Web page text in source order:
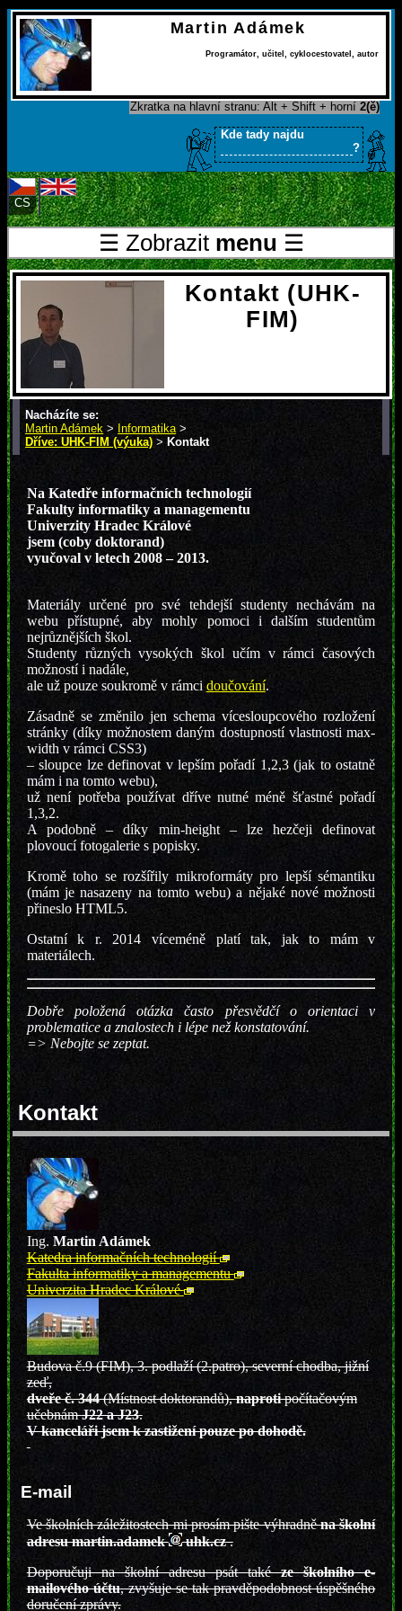
Martin Adámek
Programátor, učitel cyklocestovatel autor
Zkratka na hlavní stranu: Alt + Shift + horní 2(ě)
Kde tady najdu
?
CS EN
☰ Zobrazit menu ☰
Kontakt (UHK-
FIM)
Nacházíte se:
Martin Adámek > Informatika>
Dříve: UHK-FIM (výuka) > Kontakt
Na Katedře informačních technologií
Fakulty informatiky a managementu
Univerzity Hradec Králové
jsem (coby doktorand)
vyučoval v letech 2008 – 2013.
Materiály určené pro své tehdejší studenty nechávám na
webu přístupné, aby mohly pomoci i dalším studentům
nejrůznějších škol.
Studenty různých vysokých škol učím v rámci časových
možností i nadále,
ale už pouze soukromě v rámci doučování.
Zásadně se změnilo jen schema vícesloupcového rozložení
stránky (díky možnostem daným dostupností vlastnosti max-
width v rámci CSS3)
– sloupce lze definovat v lepším pořadí 1,2,3 (jak to ostatně
mám i na tomto webu),
už není potřeba používat dříve nutné méně šťastné pořadí
1,3,2.
A podobně – díky min-height – lze hezčeji definovat
plovoucí fotogalerie s popisky.
Kromě toho se rozšířily mikroformáty pro lepší sémantiku
(mám je nasazeny na tomto webu) a nějaké nové možnosti
přineslo HTML5.
Ostatní k r. 2014 víceméně platí tak, jak to mám v
materiálech.
Dobře položená otázka často přesvědčí o orientaci v
problematice a znalostech i lépe než konstatování.
=> Nebojte se zeptat.
Kontakt
Ing. Martin Adámek
Katedra informačních technologií
Fakulta informatiky a managementu
Univerzita Hradec Králové
Budova č.9 (FIM), 3. podlaží (2.patro), severní chodba, jižní
zeď,
dveře č. 344(Místnost doktorandů),naprotipočítačovým
učebnámJ22 a J23.
V kanceláři jsem k zastižení pouze po dohodě.
E-mail
Ve školních záležitostech mi prosím pište výhradněna školní
adresu martin.adamek
uhk.cz.
Doporučuji na školní adresu psát takéze školního e-
mailového účtu, zvyšuje se tak pravděpodobnost úspěšného
doručení zprávy.